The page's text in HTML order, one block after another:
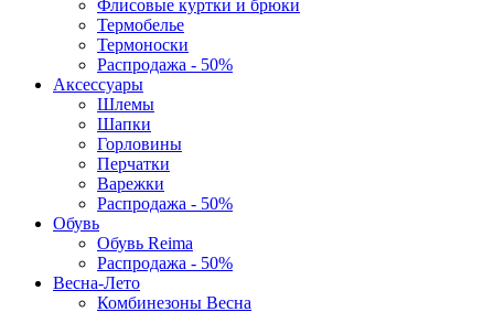
Флисовые куртки и брюки
Термобелье
Термоноски
Распродажа - 50%
Аксессуары
Шлемы
Шапки
Горловины
Перчатки
Варежки
Распродажа - 50%
Обувь
Обувь Reima
Распродажа - 50%
Весна-Лето
Комбинезоны Весна